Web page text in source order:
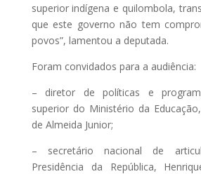
superior indígena e quilombola,
que este governo não tem
povos”, lamentou a deputada.
Foram convidados para a audiência:
– diretor de políticas e
superior do Ministério da
de Almeida Junior;
– secretário nacional de
Presidência da República,